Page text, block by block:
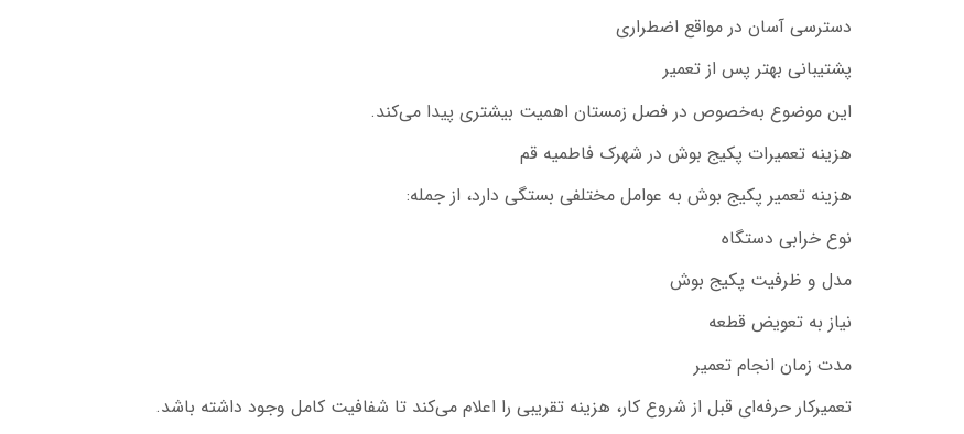
دسترسی آسان در مواقع اضطراری
پشتیبانی بهتر پس از تعمیر
این موضوع به‌خصوص در فصل زمستان اهمیت بیشتری پیدا می‌کند.
هزینه تعمیرات پکیج بوش در شهرک فاطمیه قم
هزینه تعمیر پکیج بوش به عوامل مختلفی بستگی دارد، از جمله:
نوع خرابی دستگاه
مدل و ظرفیت پکیج بوش
نیاز به تعویض قطعه
مدت زمان انجام تعمیر
تعمیرکار حرفه‌ای قبل از شروع کار، هزینه تقریبی را اعلام می‌کند تا شفافیت کامل وجود داشته باشد.